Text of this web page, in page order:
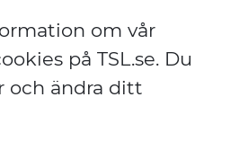
om vår
på TSL.se. Du
och ändra ditt